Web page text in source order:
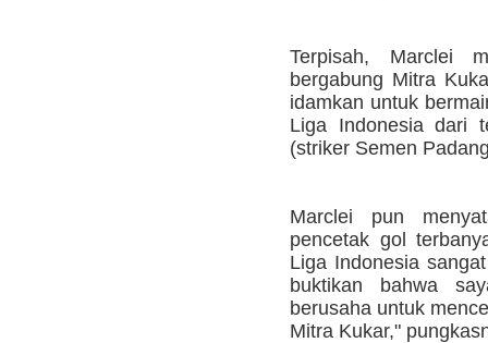
Terpisah, Marclei
bergabung Mitra
idamkan untuk
Liga Indonesia dari
(striker Semen
Marclei pun
pencetak gol
Liga Indonesia
buktikan bahwa
berusaha untuk
Mitra Kukar,"